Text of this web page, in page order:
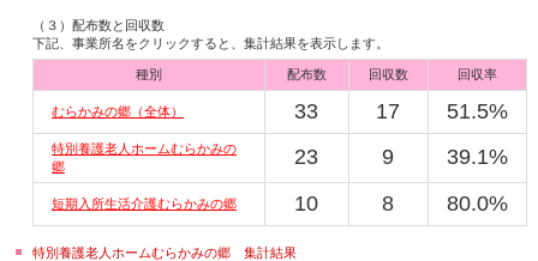
（３）配布数と回収数
下記、事業所名をクリックすると、集計結果を表示します。
種別 配布数 回収数 回収率
むらかみの郷（全体） 33 17 51.5%
特別養護老人ホームむらかみの
郷
23 9 39.1%
短期入所生活介護むらかみの郷 10 8 80.0%
特別養護老人ホームむらかみの郷 集計結果